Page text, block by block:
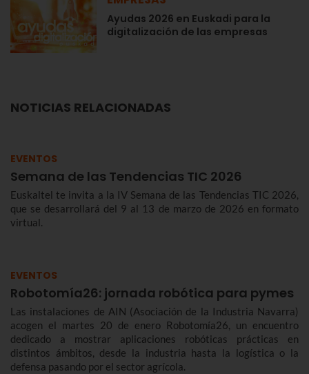
Ayudas 2026 en Euskadi para la
digitalización de las empresas
NOTICIAS RELACIONADAS
EVENTOS
Semana de las Tendencias TIC 2026
Euskaltel te invita a la IV Semana de las Tendencias TIC 2026,
que se desarrollará del 9 al 13 de marzo de 2026 en formato
virtual.
EVENTOS
Robotomía26: jornada robótica para pymes
Las instalaciones de AIN (Asociación de la Industria Navarra)
acogen el martes 20 de enero Robotomía26, un encuentro
dedicado a mostrar aplicaciones robóticas prácticas en
distintos ámbitos, desde la industria hasta la logística o la
defensa pasando por el sector agrícola.